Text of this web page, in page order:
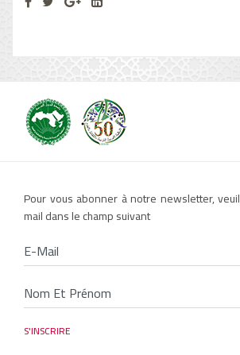
Pour vous abonner à notre newsletter,
mail dans le champ suivant